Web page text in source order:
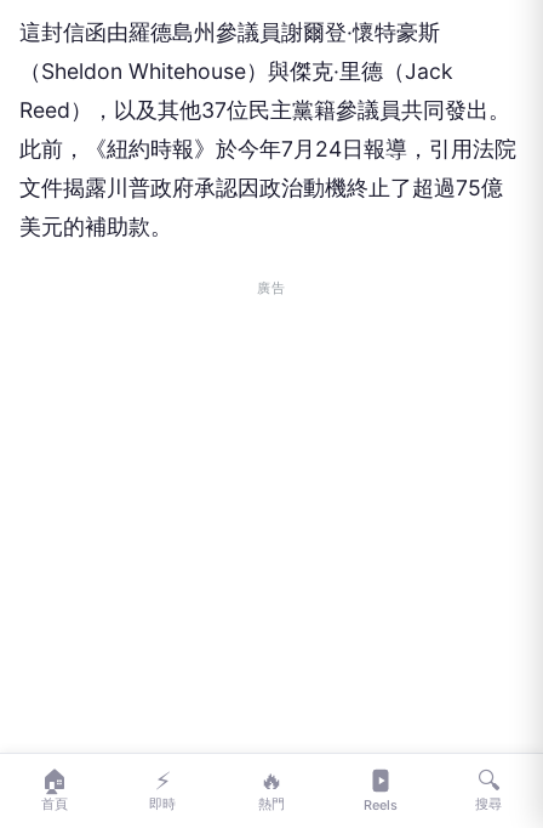
此前，《紐約時報》於今年7月24日報導，引用法院
文件揭露川普政府承認因政治動機終止了超過75億
美元的補助款。
部（DOE）起初曾建議終止超過600個潛在專案，隨
後美國行政管理和預算局（OMB）則挑選出所有位
🏠
首頁
⚡
即時
🔥
熱門 Reels
🔍
搜尋